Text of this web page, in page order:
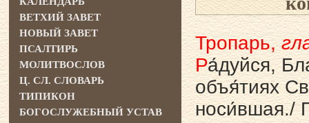
Тропарь,
Ра́дуйся,
объя́тиях
носи́вшая./
ВЕТХИЙ ЗАВЕТ
НОВЫЙ ЗАВЕТ
ПСАЛТИРЬ
МОЛИТВОСЛОВ
Ц. СЛ. СЛОВАРЬ
ТИПИКОН
БОГОСЛУЖЕБНЫЙ УСТАВ